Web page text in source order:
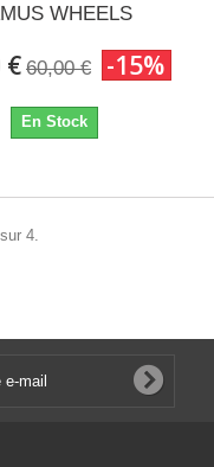
WHEELS
€ 60,00 € -15%
En Stock
4.